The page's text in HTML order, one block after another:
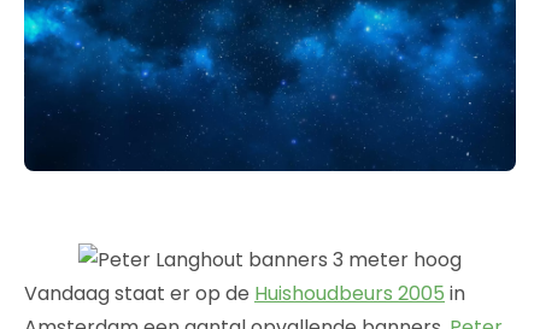
Vandaag staat er op de Huishoudbeurs 2005 in